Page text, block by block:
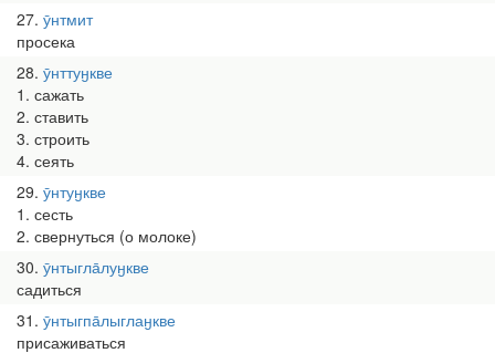
27 ӯнтмит
просека
28 ӯнттуӈкве
1. сажать
2. ставить
3. строить
4. сеять
29 ӯнтуӈкве
1. сесть
2. свернуться (о молоке)
30 ӯнтыгла̄луӈкве
садиться
31 ӯнтыгпа̄лыглаӈкве
присаживаться